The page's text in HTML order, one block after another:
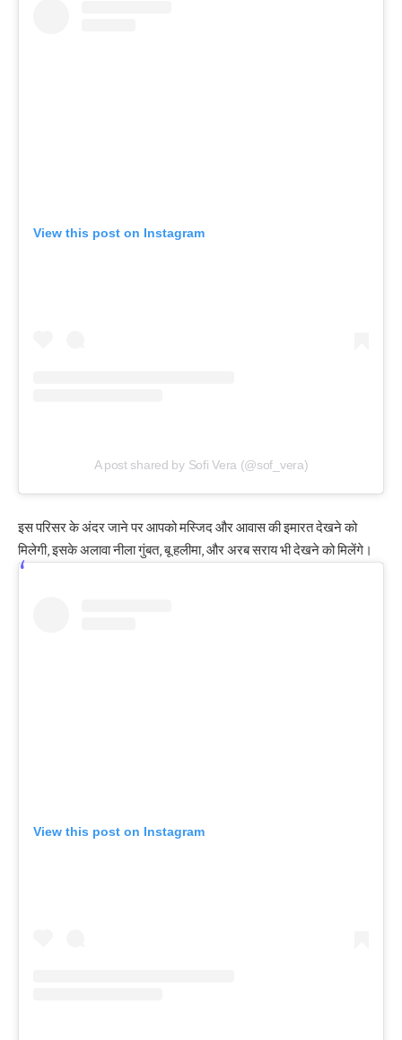
View this post on Instagram
A post shared by Sofi Vera (@sof_vera)
इस परिसर के अंदर जाने पर आपको मस्जिद और आवास की इमारत देखने को
मिलेगी, इसके अलावा नीला गुंबत, बू हलीमा, और अरब सराय भी देखने को मिलेंगे।
View this post on Instagram